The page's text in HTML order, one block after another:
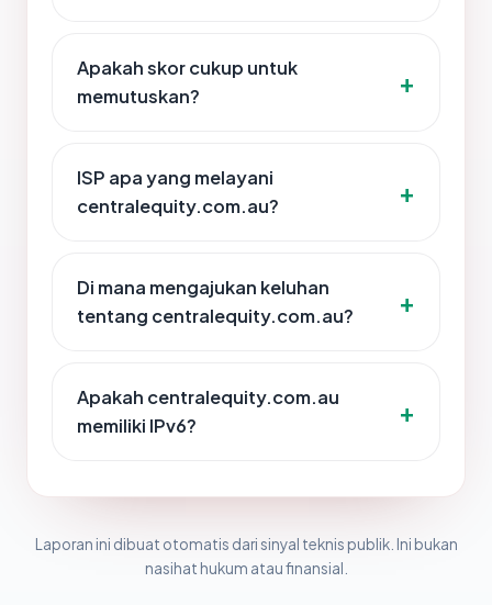
Apakah skor cukup untuk
memutuskan?
ISP apa yang melayani
centralequity.com.au?
Di mana mengajukan keluhan
tentang centralequity.com.au?
Apakah centralequity.com.au
memiliki IPv6?
Laporan ini dibuat otomatis dari sinyal teknis publik. Ini bukan
nasihat hukum atau finansial.